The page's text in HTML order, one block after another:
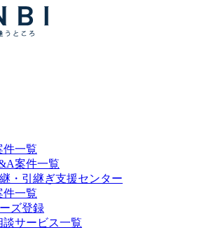
一覧
案件一覧
・引継ぎ支援センター
一覧
ズ登録
サービス一覧